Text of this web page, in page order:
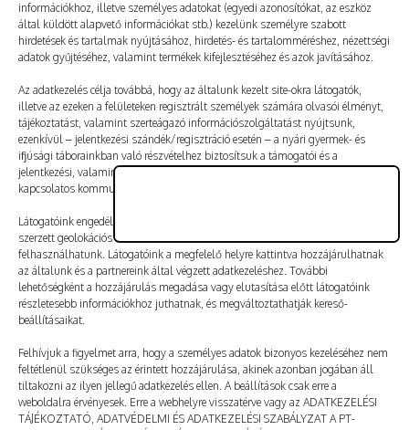
információkhoz, illetve személyes adatokat (egyedi azonosítókat, az eszköz
által küldött alapvető információkat stb.) kezelünk személyre szabott
hirdetések és tartalmak nyújtásához, hirdetés- és tartalomméréshez, nézettségi
adatok gyűjtéséhez, valamint termékek kifejlesztéséhez és azok javításához.
Az adatkezelés célja továbbá, hogy az általunk kezelt site-okra látogatók,
illetve az ezeken a felületeken regisztrált személyek számára olvasói élményt,
tájékoztatást, valamint szerteágazó információszolgáltatást nyújtsunk,
ezenkívül – jelentkezési szándék/regisztráció esetén – a nyári gyermek- és
ifjúsági táborainkban való részvételhez biztosítsuk a támogatói és a
jelentkezési, valamint a számlázási feltételeket és a táborszervezéssel
kapcsolatos kommunikációt.
Látogatóink engedélyével mi és a partnereink eszközleolvasásos módszerrel
szerzett geolokációs adatokat és azonosítási információkat is
felhasználhatunk. Látogatóink a megfelelő helyre kattintva hozzájárulhatnak
az általunk és a partnereink által végzett adatkezeléshez. További
lehetőségként a hozzájárulás megadása vagy elutasítása előtt látogatóink
részletesebb információkhoz juthatnak, és megváltoztathatják kereső-
beállításaikat.
Felhívjuk a figyelmet arra, hogy a személyes adatok bizonyos kezeléséhez nem
feltétlenül szükséges az érintett hozzájárulása, akinek azonban jogában áll
tiltakozni az ilyen jellegű adatkezelés ellen. A beállítások csak erre a
weboldalra érvényesek. Erre a webhelyre visszatérve vagy az ADATKEZELÉSI
TÁJÉKOZTATÓ, ADATVÉDELMI ÉS ADATKEZELÉSI SZABÁLYZAT A PT-
Vélemény, hozzászólás?
Az e-mail-címet nem tesszük közzé. A kötelező mezőket
*karakterrel jelöltük
A nevem, e-mail-címem, és weboldalcímem mentése
a böngészőben a következő hozzászólásomhoz.